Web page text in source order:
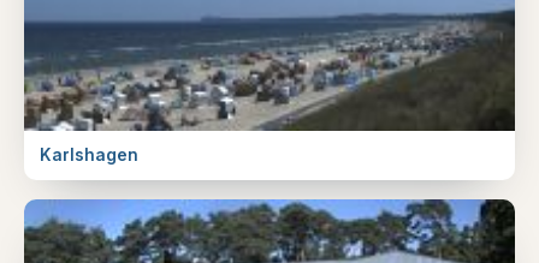
Karlshagen